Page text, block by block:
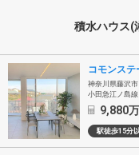
積水ハウス(
コモンス
神奈川県藤沢市
小田急江ノ島
9,880
駅徒歩15分